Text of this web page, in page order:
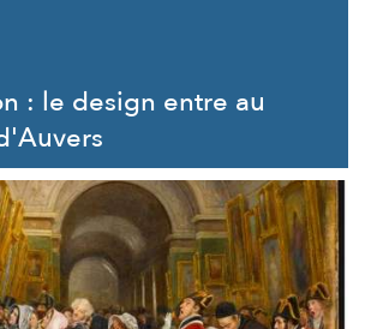
: le design entre au